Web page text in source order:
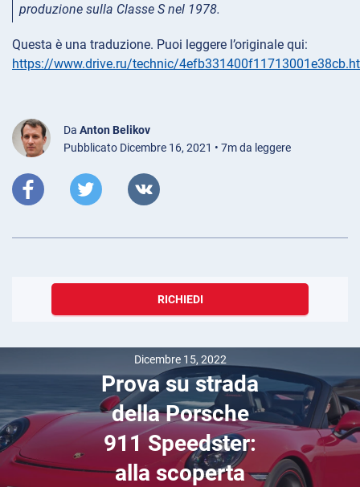
produzione sulla Classe S nel 1978.
Questa è una traduzione. Puoi leggere l’originale qui:
https://www.drive.ru/technic/
Da Anton Belikov
Pubblicato Dicembre 16, 2021 • 7m da leggere
RICHIEDI
Dicembre 15, 2022
Prova su strada
della Porsche
911 Speedster:
alla scoperta